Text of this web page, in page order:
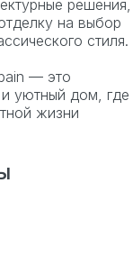
решения,
на выбор
стиля.
— это
уютный дом, где
жизни